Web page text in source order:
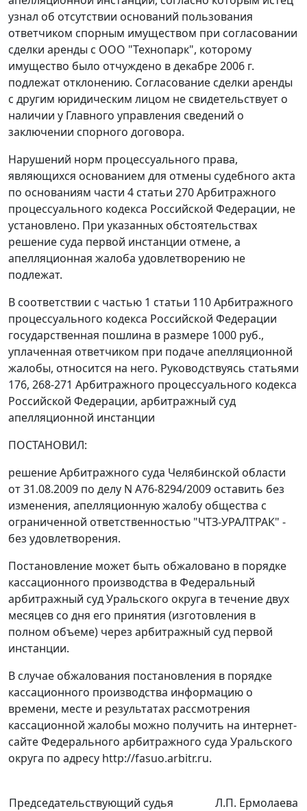
узнал об отсутствии оснований пользования
ответчиком спорным имуществом при согласовании
сделки аренды с ООО "Технопарк", которому
имущество было отчуждено в декабре 2006 г.
подлежат отклонению. Согласование сделки аренды
с другим юридическим лицом не свидетельствует о
наличии у Главного управления сведений о
заключении спорного договора.
Нарушений норм процессуального права,
являющихся основанием для отмены судебного акта
по основаниям части 4 статьи 270Арбитражного
процессуального кодекса Российской Федерации, не
установлено. При указанных обстоятельствах
решение суда первой инстанции отмене, а
апелляционная жалоба удовлетворению не
подлежат.
В соответствии с частью 1 статьи 110Арбитражного
процессуального кодекса Российской Федерации
государственная пошлина в размере 1000 руб.,
уплаченная ответчиком при подаче апелляционной
жалобы, относится на него. Руководствуясь статьями
176, 268-271 Арбитражного процессуального кодекса
Российской Федерации, арбитражный суд
апелляционной инстанции
ПОСТАНОВИЛ:
решение Арбитражного суда Челябинской области
от 31.08.2009 по делу N А76-8294/2009 оставить без
изменения, апелляционную жалобу общества с
ограниченной ответственностью "ЧТЗ-УРАЛТРАК" -
без удовлетворения.
Постановление может быть обжаловано в порядке
кассационного производства в Федеральный
арбитражный суд Уральского округа в течение двух
месяцев со дня его принятия (изготовления в
полном объеме) через арбитражный суд первой
инстанции.
В случае обжалования постановления в порядке
кассационного производства информацию о
времени, месте и результатах рассмотрения
кассационной жалобы можно получить на интернет-
сайте Федерального арбитражного суда Уральского
округа по адресу http://fasuo.arbitr.ru.
Председательствующий судья Л.П. Ермолаева